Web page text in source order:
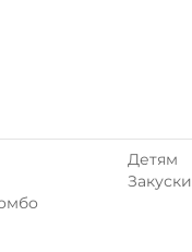
Детям
Закуски